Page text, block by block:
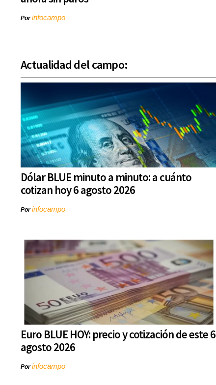
Porinfocampo
Actualidad del campo:
Dólar BLUE minuto a minuto: a cuánto
cotizan hoy 6 agosto 2026
Porinfocampo
Euro BLUE HOY: precio y cotización de este 6
agosto 2026
Porinfocampo